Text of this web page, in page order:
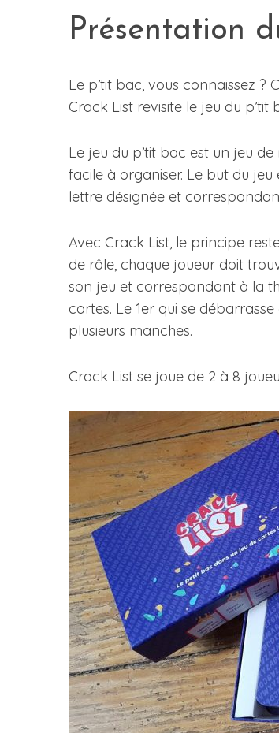
Présentation
Le p’tit bac, vous connaissez ?
Crack List revisite le jeu du
Le jeu du p’tit bac est un jeu
facile à organiser. Le but du
lettre désignée et
Avec Crack List, le principe
de rôle, chaque joueur doit
son jeu et correspondant à la
cartes. Le 1er qui se
plusieurs manches.
Crack List se joue de 2 à 8